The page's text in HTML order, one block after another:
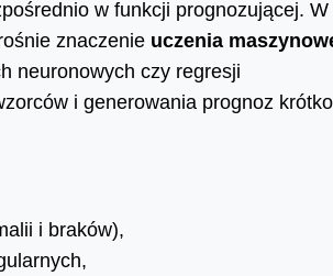
w funkcji prognozującej. W
znaczenie uczenia
neuronowych czy regresji
i generowania prognoz
i braków),